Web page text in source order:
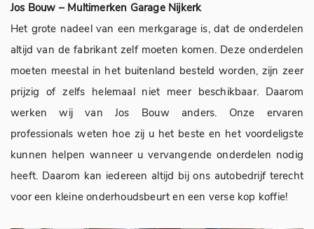
Jos Bouw – Multimerken Garage Nijkerk
Het grote nadeel van een merkgarage is, dat de onderdelen
altijd van de fabrikant zelf moeten komen. Deze onderdelen
moeten meestal in het buitenland besteld worden, zijn zeer
prijzig of zelfs helemaal niet meer beschikbaar. Daarom
werken wij van Jos Bouw anders. Onze ervaren
professionals weten hoe zij u het beste en het voordeligste
kunnen helpen wanneer u vervangende onderdelen nodig
heeft. Daarom kan iedereen altijd bij ons autobedrijf terecht
voor een kleine onderhoudsbeurt en een verse kop koffie!